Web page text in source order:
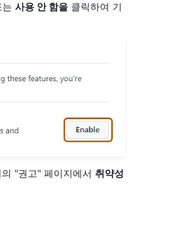
는 사용 안 함을 클릭하여 기
"권고" 페이지에서 취약성